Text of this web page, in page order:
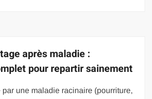
après maladie :
pour repartir sainement
par une maladie racinaire (pourriture,